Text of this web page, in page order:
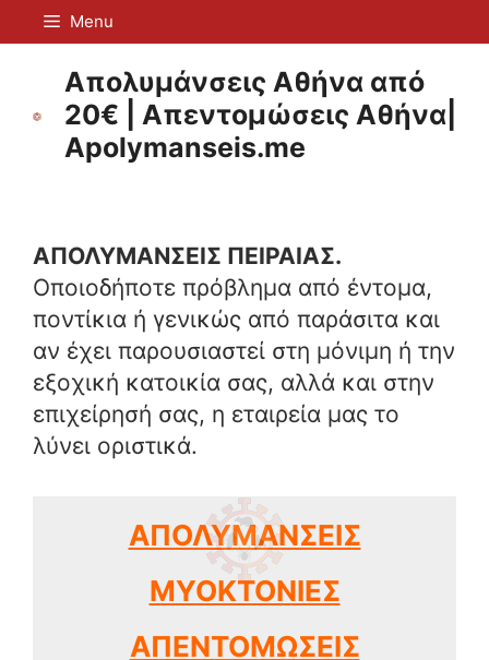
Μετάβαση
σε
περιεχόμενο
Menu
Απολυμάνσεις Αθήνα από
20€ | Απεντομώσεις Αθήνα|
Apolymanseis.me
ΑΠΟΛΥΜΑΝΣΕΙΣ ΠΕΙΡΑΙΑΣ.
Οποιοδήποτε πρόβλημα από έντομα,
ποντίκια ή γενικώς από παράσιτα και
αν έχει παρουσιαστεί στη μόνιμη ή την
εξοχική κατοικία σας, αλλά και στην
επιχείρησή σας, η εταιρεία μας το
λύνει οριστικά.
ΑΠΟΛΥΜΑΝΣΕΙΣ
ΜΥΟΚΤΟΝΙΕΣ
ΑΠΕΝΤΟΜΩΣΕΙΣ